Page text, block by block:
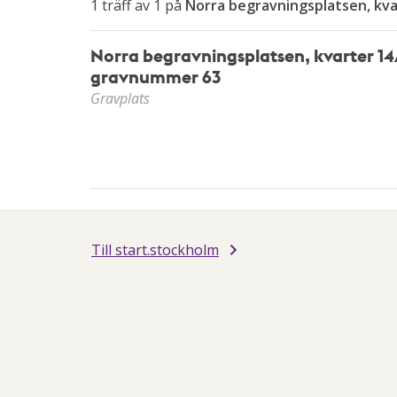
1 träff av 1 på Norra begravningsplatsen,
Norra begravningsplatsen, kvarter
gravnummer 63
Gravplats
Till start.stockholm